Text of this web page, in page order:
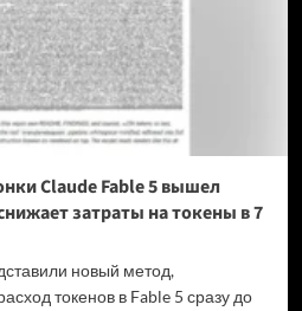
Claude Fable 5 вышел
затраты на токены в 7
новый метод,
токенов в Fable 5 сразу до